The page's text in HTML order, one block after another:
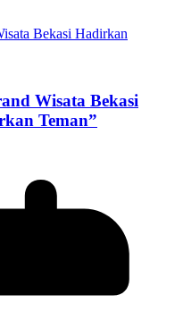
Wisata Bekasi
Teman”